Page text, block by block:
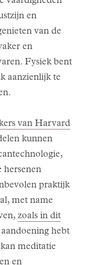
en
van de
en
Fysiek bent
aanzienlijk te
van Harvard
kunnen
hersenen
praktijk
met name
zoals in dit
hebt
meditatie
en